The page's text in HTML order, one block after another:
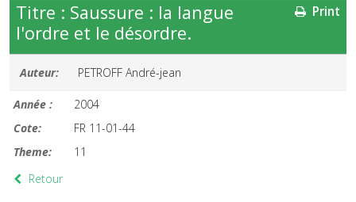
Print
Titre : Saussure : la langue
l'ordre et le désordre.
Auteur: PETROFF André-jean
Année :
2004
Cote:
FR 11-01-44
Theme:
11
Retour